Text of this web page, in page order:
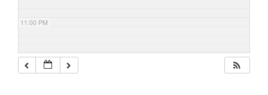
11:00 PM